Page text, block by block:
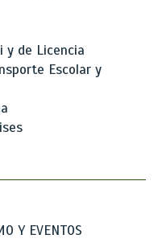
y de Licencia
Escolar y
Y EVENTOS